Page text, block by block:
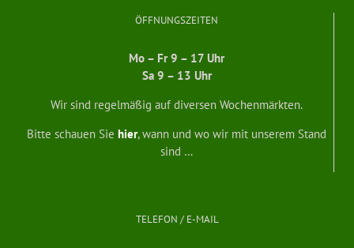
ÖFFNUNGSZEITEN
Mo – Fr 9 – 17 Uhr
Sa 9 – 13 Uhr
Wir sind regelmäßig auf diversen Wochenmärkten.
Bitte schauen Sie hier, wann und wo wir mit unserem Stand
sind …
TELEFON / E-MAIL